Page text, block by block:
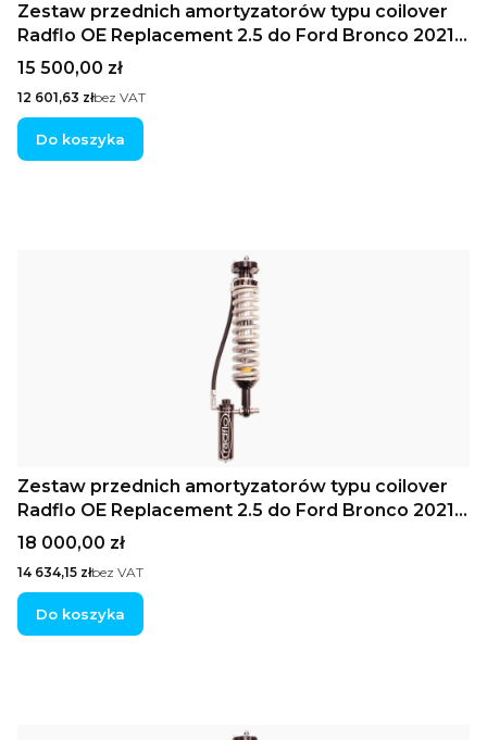
Zestaw przednich amortyzatorów typu coilover
Radflo OE Replacement 2.5 do Ford Bronco 2021+
ze zdalnymi zbiornikami olej-gazowymi,
wydłużonym skokiem (do użytku z
aftermarketowymi górnymi wahaczami UCA)
Cena
15 500,00 zł
Cena
12 601,63 złbez VAT
Do koszyka
Zestaw przednich amortyzatorów typu coilover
Radflo OE Replacement 2.5 do Ford Bronco 2021+
ze zdalnymi zbiornikami olej-gazowymi, regulacją
tłumienia i standardowym skokiem
Cena
18 000,00 zł
Cena
14 634,15 złbez VAT
Do koszyka